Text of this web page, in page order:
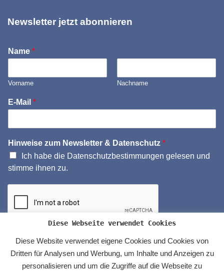
Newsletter jetzt abonnieren
Name *
Vorname Nachname
E-Mail *
Hinweise zum Newsletter & Datenschutz *
Ich habe die Datenschutzbestimmungen gelesen und
stimme ihnen zu.
Diese Webseite verwendet Cookies
Diese Website verwendet eigene Cookies und Cookies von
Dritten für Analysen und Werbung, um Inhalte und Anzeigen zu
personalisieren und um die Zugriffe auf die Webseite zu